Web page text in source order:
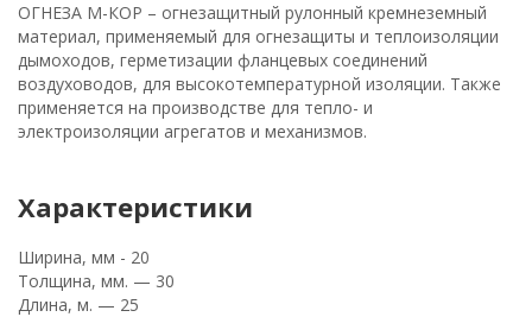
ОГНЕЗА М-КОР – огнезащитный рулонный кремнеземный
материал, применяемый для огнезащиты и теплоизоляции
дымоходов, герметизации фланцевых соединений
воздуховодов, для высокотемпературной изоляции. Также
применяется на производстве для тепло- и
электроизоляции агрегатов и механизмов.
Характеристики
Ширина, мм - 20
Толщина, мм. — 30
Длина, м. — 25